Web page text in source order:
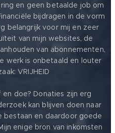
en geen betaalde job om
bijdragen in de vorm
belangrijk voor mij en zeer
van mijn websites, de
van abonnementen,
werk is onbetaald en louter
VRIJHEID ❤️
doe? Donaties zijn erg
kan blijven doen naar
bestaan en daardoor goede
enige bron van inkomsten